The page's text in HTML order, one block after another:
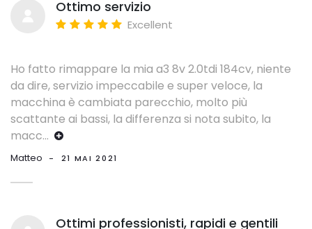
Ottimo servizio
Excellent
Ho fatto rimappare la mia a3 8v 2.0tdi 184cv, niente
da dire, servizio impeccabile e super veloce, la
macchina è cambiata parecchio, molto più
scattante ai bassi, la differenza si nota subito, la
macc...
Matteo - 21 MAI 2021
Ottimi professionisti, rapidi e gentili